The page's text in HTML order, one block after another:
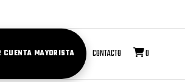
CUENTA MAYORISTA CONTACTO 0